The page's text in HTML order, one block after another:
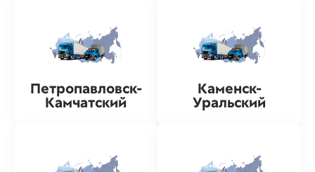
Петропавловск-
Камчатский
Каменск-
Уральский